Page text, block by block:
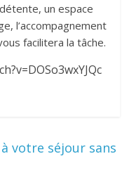
un espace
l’accompagnement
facilitera la tâche.
votre séjour sans